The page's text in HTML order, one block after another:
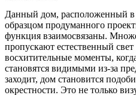
Данный дом, расположенный в
образцом продуманного
функция взаимосвязаны.
пропускают естественный свет
восхитительные моменты,
становятся видимыми из-за
заходит, дом становится
окрестности. Это не только